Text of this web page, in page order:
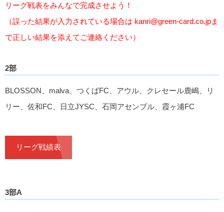
リーグ戦表をみんなで完成させよう！
（誤った結果が入力されている場合は kanri@green-card.co.jpま
で正しい結果を添えてご連絡ください）
2部
BLOSSON、malva、つくばFC、アウル、クレセール鹿嶋、リ
リー、佐和FC、日立JYSC、石岡アセンブル、霞ヶ浦FC
リーグ戦績表
3部A